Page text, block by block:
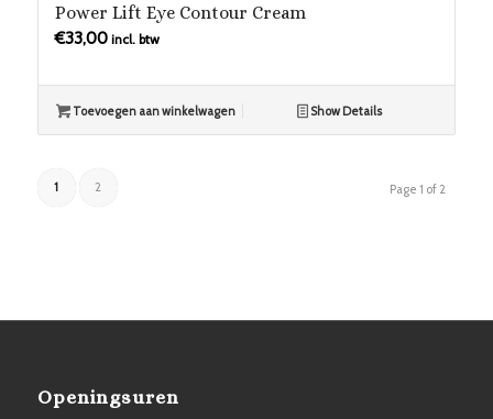
Power Lift Eye Contour Cream
€33,00 incl. btw
Toevoegen aan winkelwagen Show Details
Page 1 of 2
1 2
Openingsuren